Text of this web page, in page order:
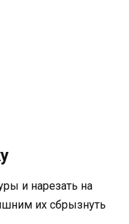
и нарезать на
их сбрызнуть